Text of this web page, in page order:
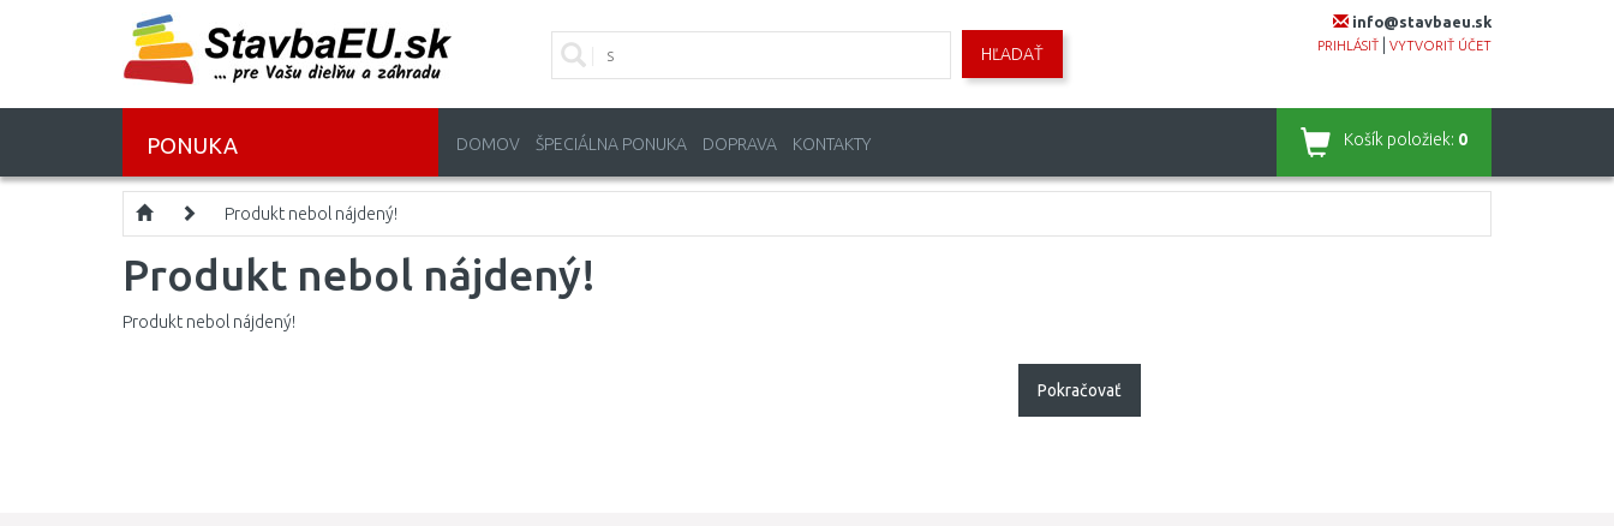
info@stavbaeu.sk
PRIHLÁSIŤ VYTVORIŤ ÚČET
HĽADAŤ
PONUKA DOMOV ŠPECIÁLNA PONUKA DOPRAVA KONTAKTY Košík položiek: 0
Produkt nebol nájdený!
Produkt nebol nájdený!
Produkt nebol nájdený!
Pokračovať